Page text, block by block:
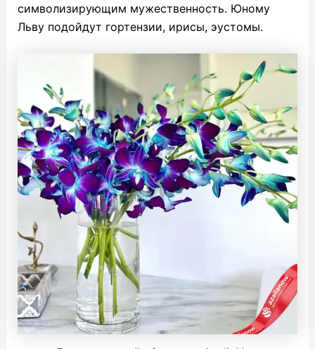
символизирующим мужественность. Юному
Льву подойдут гортензии, ирисы, эустомы.